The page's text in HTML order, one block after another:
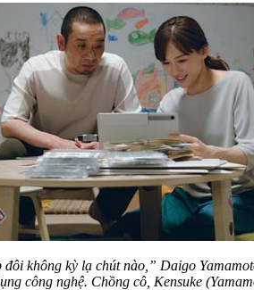
không kỳ lạ chút nào,” Daigo
công nghệ. Chồng cô, Kensuke